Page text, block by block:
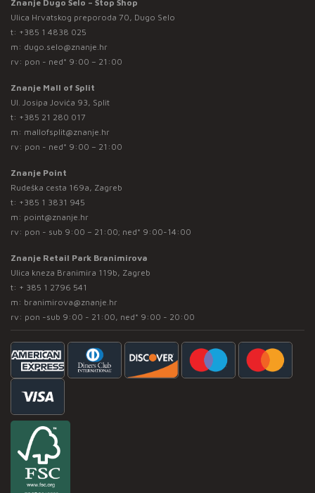
Znanje Dugo Selo – Stop Shop
Ulica Hrvatskog preporoda 70, Dugo Selo
t: +385 1 4838 025
m: dugo.selo@znanje.hr
rv: pon - ned* 9:00 – 21:00
Znanje Mall of Split
Ul. Josipa Jovića 93, Split
t: +385 21 280 017
m: mallofsplit@znanje.hr
rv: pon - ned* 9:00 – 21:00
Znanje Point
Rudeška cesta 169a, Zagreb
t: +385 1 3831 945
m: point@znanje.hr
rv: pon - sub 9:00 – 21:00; ned* 9:00-14:00
Znanje Retail Park Branimirova
Ulica kneza Branimira 119b, Zagreb
t: + 385 1 2796 541
m: branimirova@znanje.hr
rv: pon -sub 9:00 - 21:00, ned* 9:00 - 20:00